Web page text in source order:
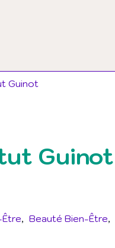
Guinot
Guinot
Beauté Bien-Être